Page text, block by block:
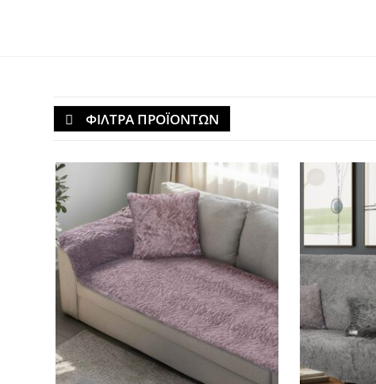
ΦΙΛΤΡΑ ΠΡΟΪΟΝΤΩΝ